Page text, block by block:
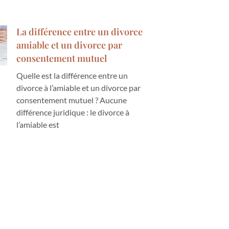
La différence entre un divorce
amiable et un divorce par
consentement mutuel
Quelle est la différence entre un
divorce à l’amiable et un divorce par
consentement mutuel ? Aucune
différence juridique : le divorce à
l’amiable est